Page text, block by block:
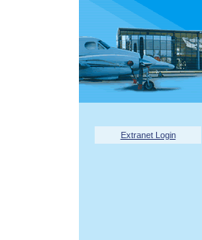
Extranet Login